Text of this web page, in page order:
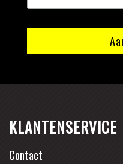
KLANTENSERVICE
Contact